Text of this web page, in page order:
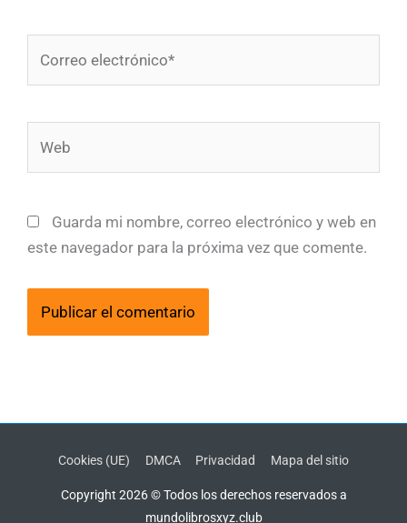
electrónico*
Guarda mi nombre, correo electrónico y web en
este navegador para la próxima vez que comente.
Cookies (UE) DMCA Privacidad Mapa del sitio
Copyright 2026 © Todos los derechos reservados a
mundolibrosxyz.club